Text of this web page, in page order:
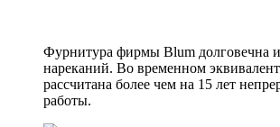
Фурнитура фирмы Blum долговечна
нареканий. Во временном
рассчитана более чем на 15 лет
работы.